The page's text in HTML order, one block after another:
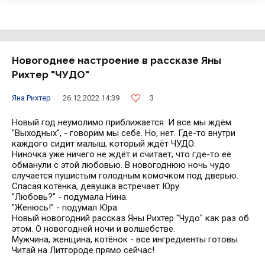
Новогоднее настроение в рассказе Яны
Рихтер "ЧУДО"
Яна Рихтер 26.12.2022 14:39 3
Новый год неумолимо приближается. И все мы ждём.
"Выходных", - говорим мы себе. Но, нет. Где-то внутри
каждого сидит малыш, который ждёт ЧУДО.
Ниночка уже ничего не ждёт и считает, что где-то её
обманули с этой любовью. В новогоднюю ночь чудо
случается пушистым голодным комочком под дверью.
Спасая котёнка, девушка встречает Юру.
"Любовь?" - подумала Нина.
"Женюсь!" - подумал Юра.
Новый новогодний рассказ Яны Рихтер "Чудо" как раз об
этом. О новогодней ночи и волшебстве.
Мужчина, женщина, котёнок - все ингредиенты готовы.
Читай на Литгороде прямо сейчас!